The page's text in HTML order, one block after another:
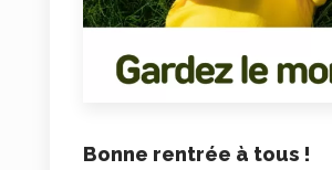
Bonne rentrée à tous !